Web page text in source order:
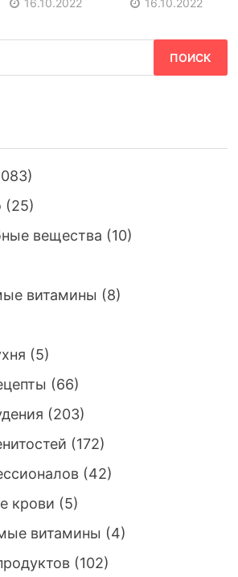
16.10.2022 16.10.2022
(25)
вещества (10)
витамины (8)
(5)
(66)
(203)
(172)
(42)
крови (5)
витамины (4)
(102)